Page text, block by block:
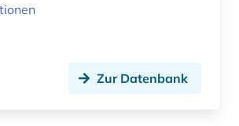
(1)
Zur Datenbank